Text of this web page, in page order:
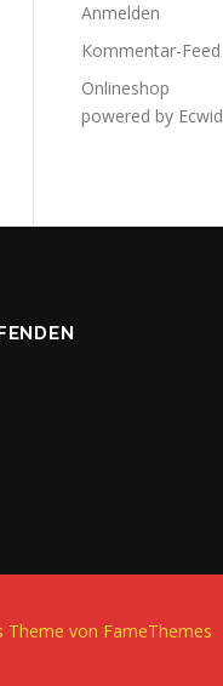
Anmelden
Kommentar-Feed
Onlineshop
powered by Ecwid
Theme von FameThemes